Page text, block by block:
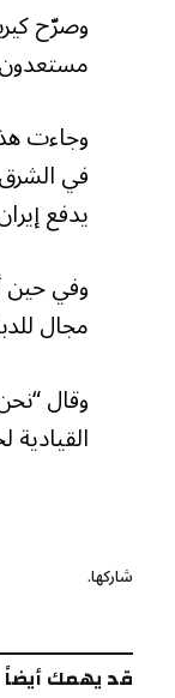
وصرّح
وجاءت
في
يدفع
وفي حين
مجال
وقال
شاركها.
قد يهمك أيضاً